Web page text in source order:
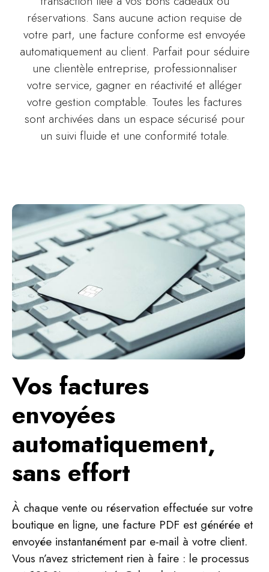
réservations. Sans aucune action requise de
votre part, une facture conforme est envoyée
automatiquement au client. Parfait pour séduire
une clientèle entreprise, professionnaliser
votre service, gagner en réactivité et alléger
votre gestion comptable. Toutes les factures
sont archivées dans un espace sécurisé pour
un suivi fluide et une conformité totale.
Vos factures
envoyées
automatiquement,
sans effort
À chaque vente ou réservation effectuée sur votre
boutique en ligne, une facture PDF est générée et
envoyée instantanément par e-mail à votre client.
Vous n’avez strictement rien à faire : le processus